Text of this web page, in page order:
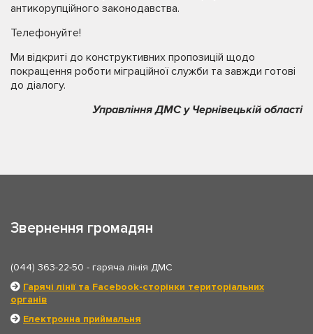
антикорупційного законодавства.
Телефонуйте!
Ми відкриті до конструктивних пропозицій щодо
покращення роботи міграційної служби та завжди готові
до діалогу.
Управління ДМС у Чернівецькій області
Звернення громадян
(044) 363-22-50 - гаряча лінія ДМС
Гарячі лінії та Facebook-сторінки територіальних
органів
Електронна приймальня